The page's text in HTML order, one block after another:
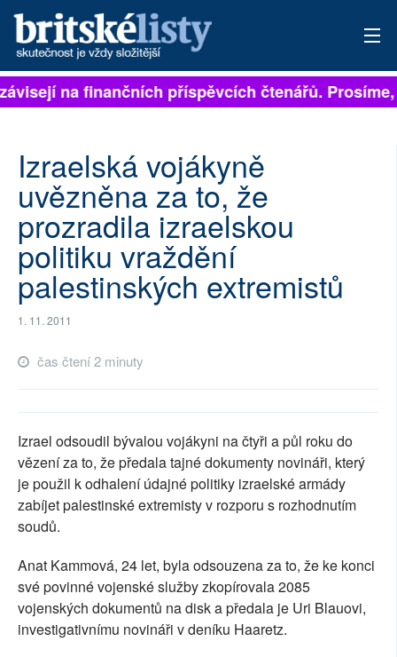
PŘIHLÁSIT
ARCHIV
TÉMATA
NEJČTENĚJŠÍ ZA 7 DNÍ
RUBRIKY
PLNÁ VERZE STRÁNEK
na finančních příspěvcích čtenářů.
Izraelská vojákyně
uvězněna za to, že
prozradila izraelskou
politiku vraždění
palestinských extremistů
1. 11. 2011
čas čtení 2 minuty
Izrael odsoudil bývalou vojákyni na čtyři a půl roku do
vězení za to, že předala tajné dokumenty novináři, který
je použil k odhalení údajné politiky izraelské armády
zabíjet palestinské extremisty v rozporu s rozhodnutím
soudů.
Anat Kammová, 24 let, byla odsouzena za to, že ke konci
své povinné vojenské služby zkopírovala 2085
vojenských dokumentů na disk a předala je Uri Blauovi,
investigativnímu novináři v deníku Haaretz.